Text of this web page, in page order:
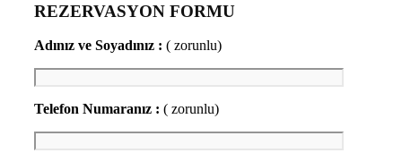
REZERVASYON FORMU
Adınız ve Soyadınız : ( zorunlu)
Telefon Numaranız : ( zorunlu)